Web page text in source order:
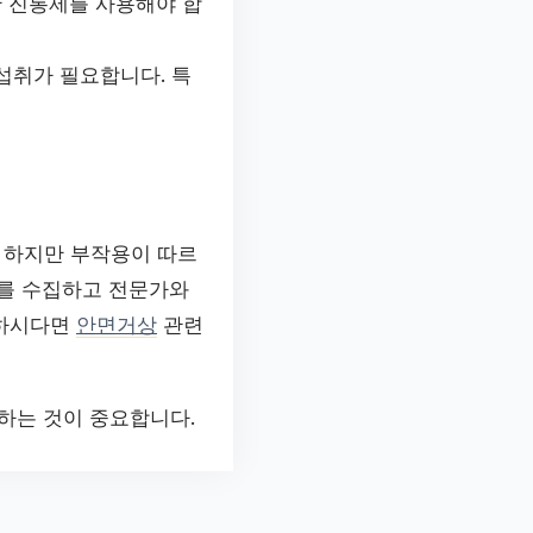
취가 필요합니다. 특
지만 부작용이 따르
수집하고 전문가와
시다면 안면거상 관련
는 것이 중요합니다.